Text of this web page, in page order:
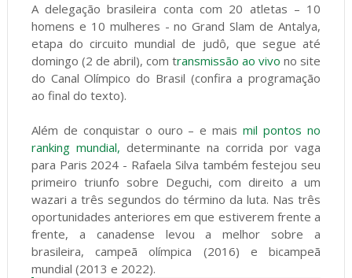
A delegação brasileira conta com 20 atletas – 10
homens e 10 mulheres - no Grand Slam de Antalya,
etapa do circuito mundial de judô, que segue até
domingo (2 de abril), com transmissão ao vivono site
do Canal Olímpico do Brasil (confira a programação
ao final do texto).
Além de conquistar o ouro – e mais mil pontos no
ranking mundial, determinante na corrida por vaga
para Paris 2024 - Rafaela Silva também festejou seu
primeiro triunfo sobre Deguchi, com direito a um
wazari a três segundos do término da luta. Nas três
oportunidades anteriores em que estiverem frente a
frente, a canadense levou a melhor sobre a
brasileira, campeã olímpica (2016) e bicampeã
mundial (2013 e 2022).